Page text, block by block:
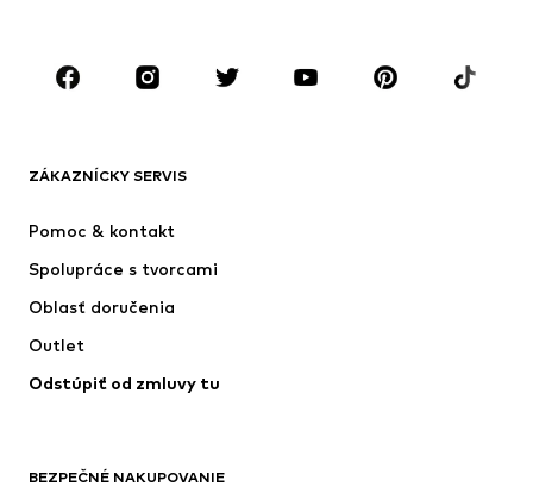
ZNAČKY
ADIDAS SPORTSWEAR
ADIDAS PERFORMANCE
ZÁKAZNÍCKY SERVIS
Pomoc & kontakt
Spolupráce s tvorcami
Oblasť doručenia
Outlet
Odstúpiť od zmluvy tu
BEZPEČNÉ NAKUPOVANIE